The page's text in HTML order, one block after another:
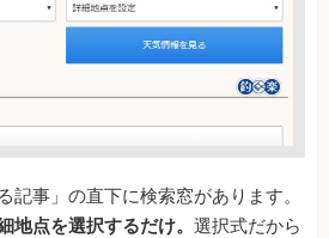
記事」の直下に検索窓があります。
地点を選択するだけ。 選択式だから